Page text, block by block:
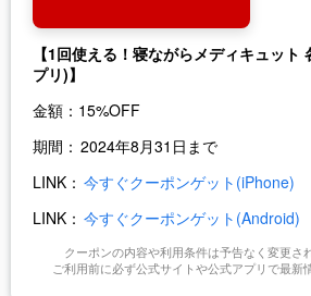
【1回使える！寝ながらメディキュッ
プリ)】
金額： 15%OFF
期間： 2024年8月31日まで
LINK： 今すぐクーポンゲット(iPhone)
LINK： 今すぐクーポンゲット(Android)
クーポンの内容や利用条件は予告なく変更さ
ご利用前に必ず公式サイトや公式アプリで最新